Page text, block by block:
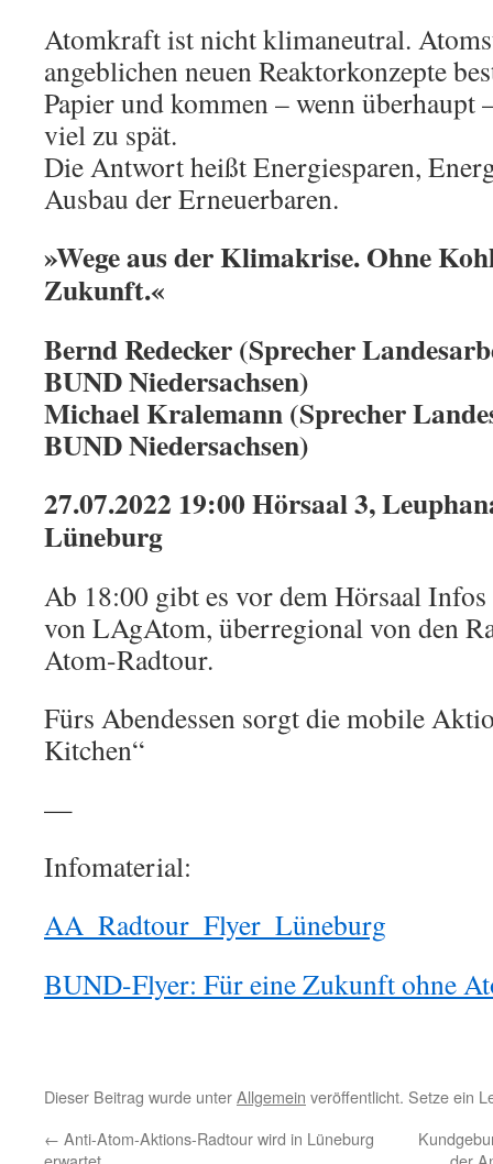
Atomkraft ist nicht klimaneutral.
angeblichen neuen Reaktorkonzepte
Papier und kommen – wenn überhaupt
viel zu spät.
Die Antwort heißt Energiesparen,
Ausbau der Erneuerbaren.
»Wege aus der Klimakrise. Ohne
Zukunft.«
Bernd Redecker (Sprecher
BUND Niedersachsen)
Michael Kralemann (Sprecher
BUND Niedersachsen)
27.07.2022 19:00 Hörsaal 3,
Lüneburg
Ab 18:00 gibt es vor dem Hörsaal
von LAgAtom, überregional von den
Atom-Radtour.
Fürs Abendessen sorgt die mobile
Kitchen“
—
Infomaterial:
AA_Radtour_Flyer_Lüneburg
BUND-Flyer: Für eine Zukunft ohne
Dieser Beitrag wurde unterAllgemein veröffentlicht. Setze ein
← Anti-Atom-Aktions-Radtour wird in Lüneburg